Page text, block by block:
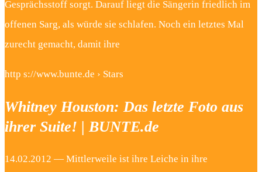
Gesprächsstoff sorgt. Darauf liegt die Sängerin friedlich im
offenen Sarg, als würde sie schlafen. Noch ein letztes Mal
zurecht gemacht, damit ihre
http s://www.bunte.de › Stars
Whitney Houston: Das letzte Foto aus
ihrer Suite! | BUNTE.de
14.02.2012 — Mittlerweile ist ihre Leiche in ihre